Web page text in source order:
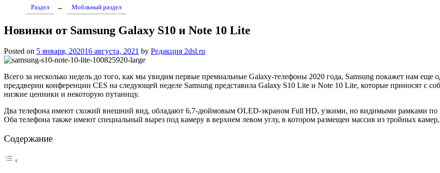
Раздел → Мобльный раздел
Новинки от Samsung Galaxy S10 и Note 10 Lite
Posted on 5 января, 202016 августа, 2021 by Редакция 2dsl.ru
Всего за несколько недель до того, как мы увидим первые премиальные Galaxy-телефоны 2020 года, Samsung покажет нам
преддверии конференции CES на следующей неделе Samsung представила Galaxy S10 Lite и Note 10 Lite, которые приносят с
низкие ценники и некоторую путаницу.
Два телефона имеют схожий внешний вид, обладают 6,7-дюймовым OLED-экраном Full HD, узкими, но видимыми рамками по
Оба телефона также имеют специальный вырез под камеру в верхнем левом углу, в котором размещен массив из тройных
Содержание